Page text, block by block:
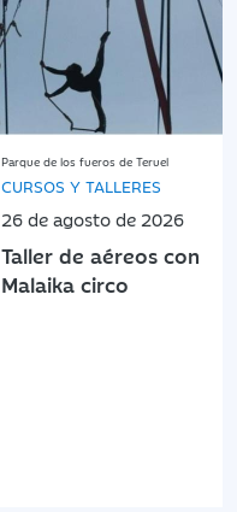
Parque de los fueros de Teruel
CURSOS Y TALLERES
26 de agosto de 2026
Taller de aéreos con
Malaika circo